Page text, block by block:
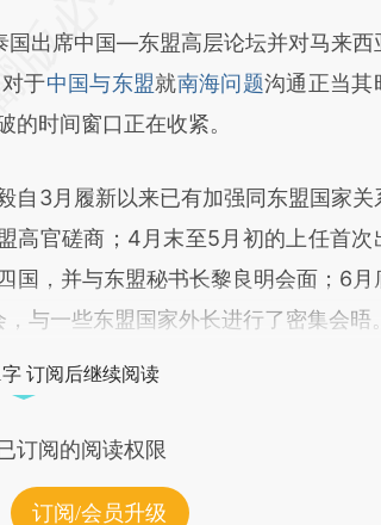
表财新观点和立场。推荐点击链接阅
国出席中国—东盟高层论坛并对马来西
于中国与东盟就南海问题沟通正当其
的时间窗口正在收紧。
3月履新以来已有加强同东盟国家关
高官磋商；4月末至5月初的上任首次
国，并与东盟秘书长黎良明会面；6月
与一些东盟国家外长进行了密集会晤。
订阅后继续阅读
订阅的阅读权限
订阅/会员升级